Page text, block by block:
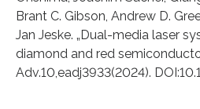
Brant C. Gibson, Andrew D.
Jan Jeske. „Dual-media laser
diamond and red
Adv.10,eadj3933(2024).